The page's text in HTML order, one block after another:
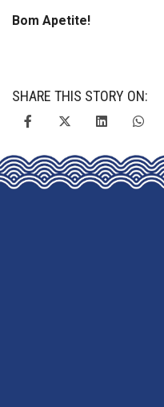
Bom Apetite!
SHARE THIS STORY ON: